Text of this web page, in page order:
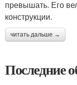
превышать. Его
конструкции.
читать дальше →
Последние